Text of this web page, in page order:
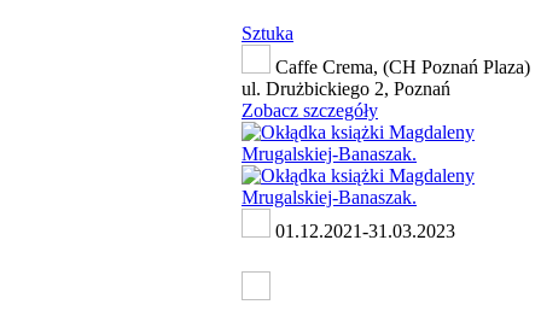
Sztuka
Caffe Crema, (CH Poznań Plaza)
ul. Drużbickiego 2, Poznań
Zobacz szczegóły
01.12.2021-31.03.2023